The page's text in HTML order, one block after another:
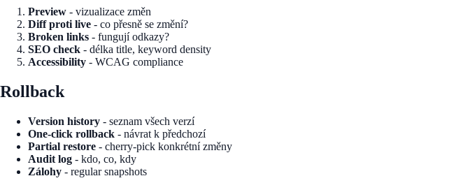
Preview - vizualizace změn
Diff proti live - co přesně se změní?
Broken links - fungují odkazy?
SEO check - délka title, keyword density
Accessibility - WCAG compliance
Rollback
Version history - seznam všech verzí
One-click rollback - návrat k předchozí
Partial restore - cherry-pick konkrétní změny
Audit log - kdo, co, kdy
Zálohy - regular snapshots